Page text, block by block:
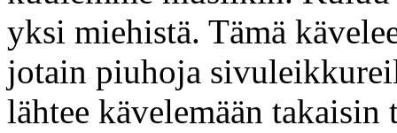
yksi miehistä. Tämä
jotain piuhoja
lähtee kävelemään